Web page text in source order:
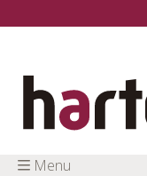
Menu